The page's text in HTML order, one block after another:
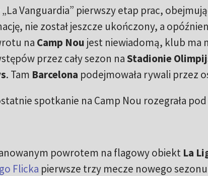
Vanguardia” pierwszy etap prac,
nie został jeszcze ukończony, a
na Camp Nou jest niewiadomą, klub ma
przez cały sezon naStadionie
. Tam Barcelona podejmowała rywali przez
spotkanie na Camp Nou rozegrała
powrotem na flagowy obiektLa
Flicka pierwsze trzy mecze nowego sezonu